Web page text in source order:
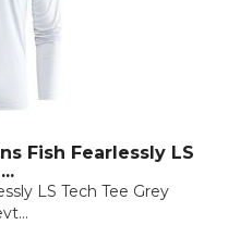
Fish Fearlessly LS
LS Tech Tee Grey